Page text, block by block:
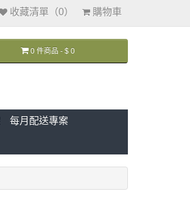
收藏清單（0） 購物車
0 件商品 - $ 0
每月配送專案